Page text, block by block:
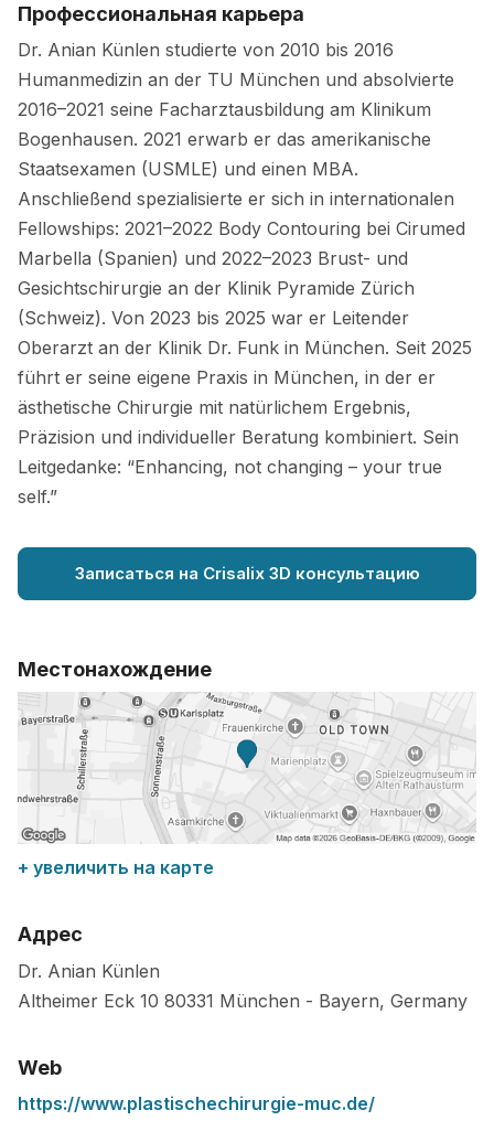
Профессиональная карьера
Dr. Anian Künlen studierte von 2010 bis 2016
Humanmedizin an der TU München und absolvierte
2016–2021 seine Facharztausbildung am Klinikum
Bogenhausen. 2021 erwarb er das amerikanische
Staatsexamen (USMLE) und einen MBA.
Anschließend spezialisierte er sich in internationalen
Fellowships: 2021–2022 Body Contouring bei Cirumed
Marbella (Spanien) und 2022–2023 Brust- und
Gesichtschirurgie an der Klinik Pyramide Zürich
(Schweiz). Von 2023 bis 2025 war er Leitender
Oberarzt an der Klinik Dr. Funk in München. Seit 2025
führt er seine eigene Praxis in München, in der er
ästhetische Chirurgie mit natürlichem Ergebnis,
Präzision und individueller Beratung kombiniert. Sein
Leitgedanke: “Enhancing, not changing – your true
self.”
Записаться на Crisalix 3D консультацию
Местонахождение
+ увеличить на карте
Адрес
Dr. Anian Künlen
Altheimer Eck 10 80331 München - Bayern, Germany
Web
https://www.plastischechirurgie-muc.de/